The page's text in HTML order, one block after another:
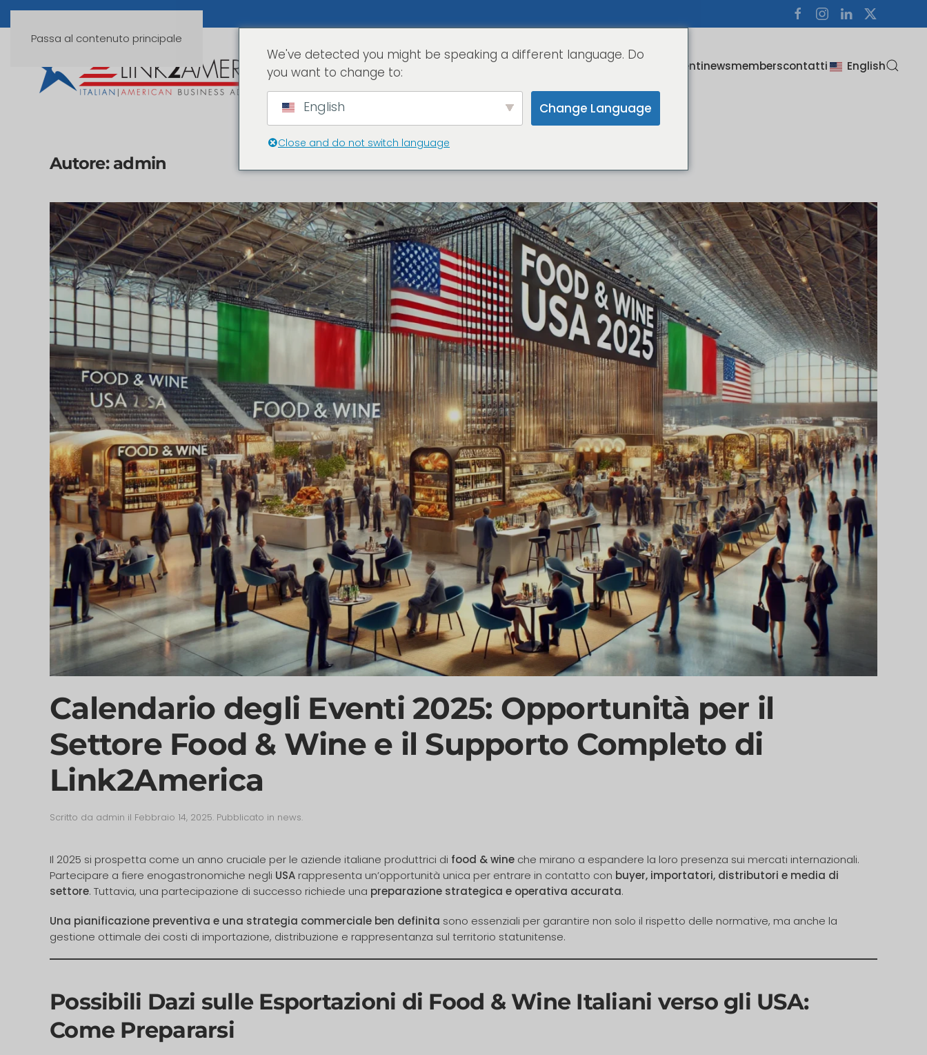
Passa al contenuto principale
homeservizi clientinewsmemberscontatti English
Autore: admin
Calendario degli Eventi 2025: Opportunità per il
Settore Food & Wine e il Supporto Completo di
Link2America
Scritto da admin il Febbraio 14, 2025. Pubblicato in news.
Il 2025 si prospetta come un anno cruciale per le aziende italiane produttrici di food & wine che mirano a espandere la loro presenza sui mercati internazionali.
Partecipare a fiere enogastronomiche negli USA rappresenta un’opportunità unica per entrare in contatto con buyer, importatori, distributori e media di
settore. Tuttavia, una partecipazione di successo richiede una preparazione strategica e operativa accurata.
Una pianificazione preventiva e una strategia commerciale ben definita sono essenziali per garantire non solo il rispetto delle normative, ma anche la
gestione ottimale dei costi di importazione, distribuzione e rappresentanza sul territorio statunitense.
Possibili Dazi sulle Esportazioni di Food & Wine Italiani verso gli USA:
Come Prepararsi
We've detected you might be speaking a different language. Do
you want to change to:
English Change Language
Close and do not switch language